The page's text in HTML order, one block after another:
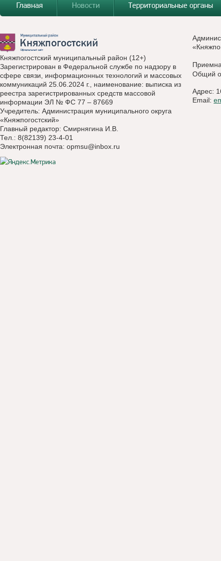
Главная
Новости Территориальные органы
Княжпогостский муниципальный район (12+)
Зарегистрирован в Федеральной службе по надзору в
сфере связи, информационных технологий и массовых
коммуникаций 25.06.2024 г., наименование: выписка из
реестра зарегистрированных средств массовой
информации ЭЛ № ФС 77 – 87669
Учредитель: Администрация муниципального округа
«Княжпогостский»
Главный редактор: Смирнягина И.В.
Тел.: 8(82139) 23-4-01
Электронная почта: opmsu@inbox.ru
Общий
Адрес:
Email: